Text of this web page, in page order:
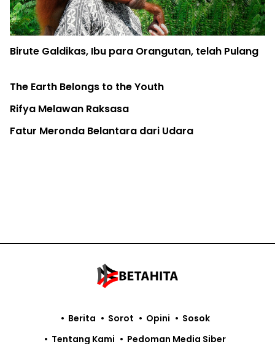
Sawit
Pohon di Kota: Infrastruktur Kesehatan Publik
Berita Sorot Opini
Sosok
Tentang Kami
Pedoman Media Siber